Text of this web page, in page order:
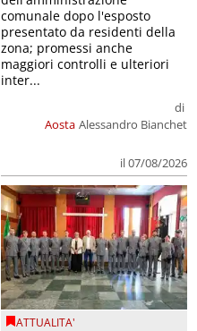
Aosta
di
Alessandro Bianchet
il 07/08/2026
comunale dopo l'esposto
presentato da residenti della
zona; promessi anche
maggiori controlli e ulteriori
inter...
ATTUALITA'